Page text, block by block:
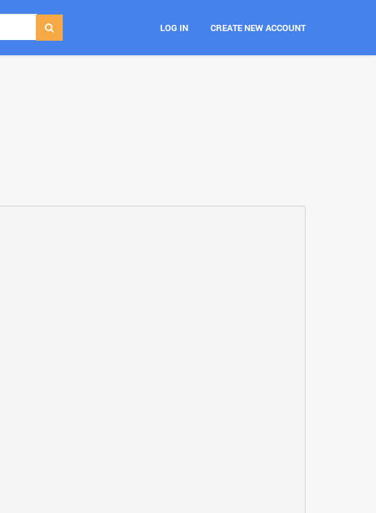
LOG IN CREATE NEW ACCOUNT